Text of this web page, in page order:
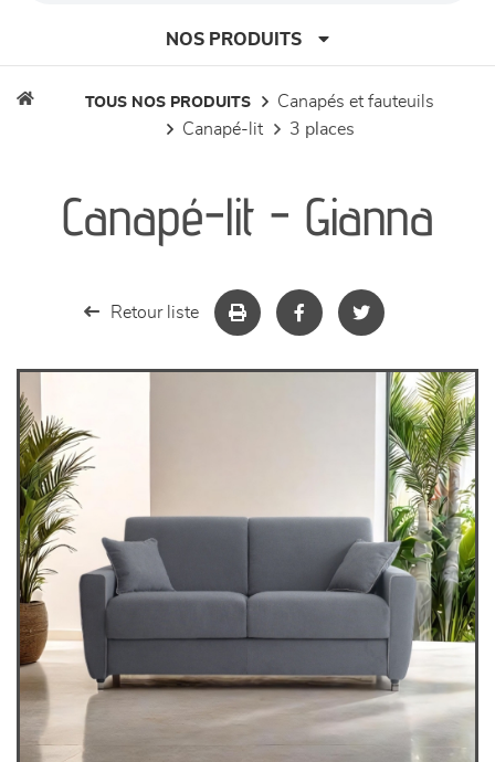
NOS PRODUITS
séjours
chambres et dressing
décoration
TOUS NOS PRODUITS
canapés et fauteuils
canapé-lit
3 places
Canapé-lit - Gianna
Retour liste